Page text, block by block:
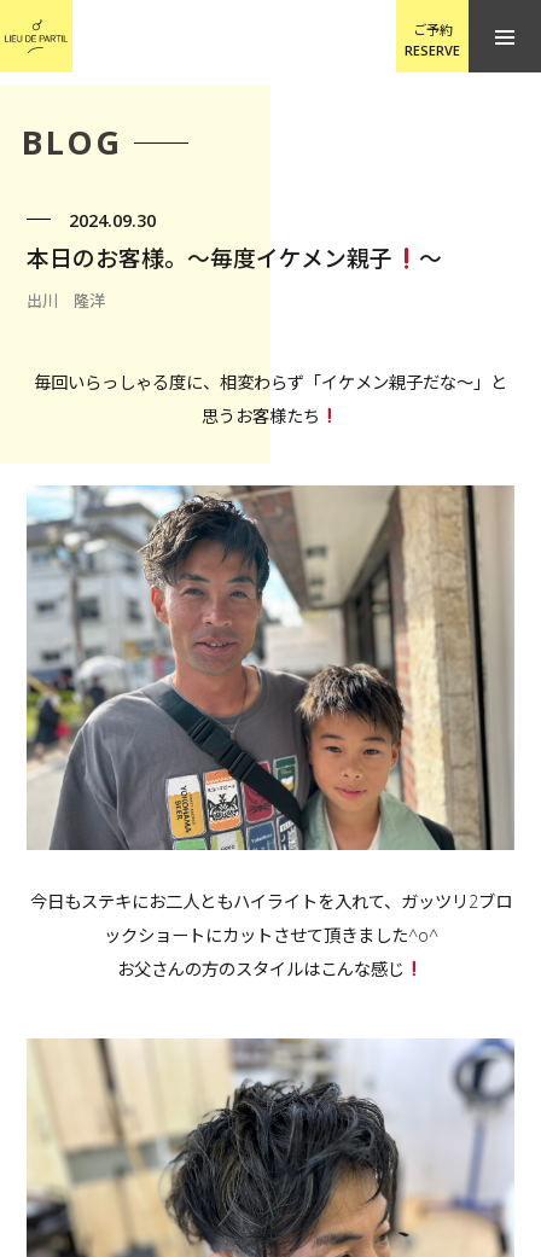
ご予約
RESERVE
BLOG
2024.09.30
本日のお客様。〜毎度イケメン親子 〜
出川 隆洋
毎回いらっしゃる度に、相変わらず「イケメン親子だな〜」と
思うお客様たち
今日もステキにお二人ともハイライトを入れて、ガッツリ2ブロ
ックショートにカットさせて頂きました^o^
お父さんの方のスタイルはこんな感じ